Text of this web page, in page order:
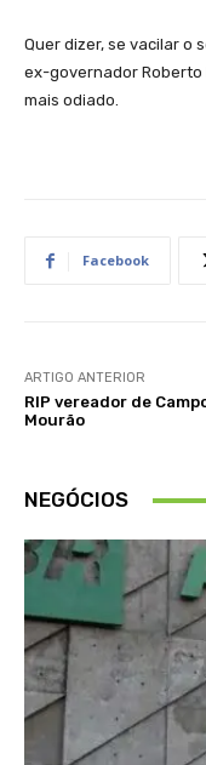
Quer dizer, se vacilar o
ex-governador Roberto
mais odiado.
Facebook
ARTIGO ANTERIOR
RIP vereador de
Mourão
NEGÓCIOS